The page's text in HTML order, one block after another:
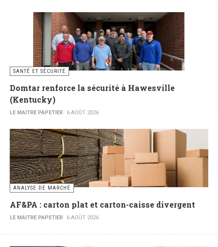
SANTÉ ET SÉCURITÉ
Domtar renforce la sécurité à Hawesville
(Kentucky)
LE MAITRE PAPETIER 6 AOÛT 2026
ANALYSE DE MARCHÉ
AF&PA : carton plat et carton-caisse divergent
LE MAITRE PAPETIER 6 AOÛT 2026